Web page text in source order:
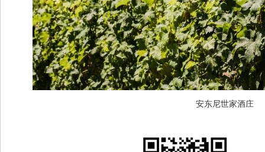
安东尼世家酒庄